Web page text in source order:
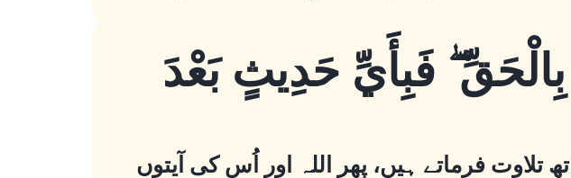
بِالْحَقِّ ۖ فَبِأَيِّ حَدِيثٍ بَعْدَ
فرماتے ہیں، پھر اللہ اور اُس کی آیتوں